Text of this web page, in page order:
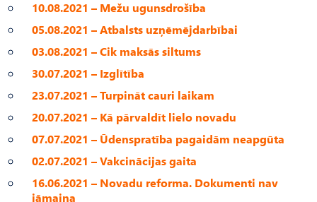
10.08.2021 – Mežu ugunsdrošība
05.08.2021 – Atbalsts uzņēmējdarbībai
03.08.2021 – Cik maksās siltums
30.07.2021 – Izglītība
23.07.2021 – Turpināt cauri laikam
20.07.2021 – Kā pārvaldīt lielo novadu
07.07.2021 – Ūdenspratība pagaidām neapgūta
02.07.2021 – Vakcinācijas gaita
16.06.2021 – Novadu reforma. Dokumenti nav
jāmaina